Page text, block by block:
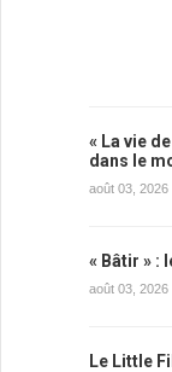
« La vie
dans le
août 03, 2026
« Bâtir » :
août 03, 2026
Le Little